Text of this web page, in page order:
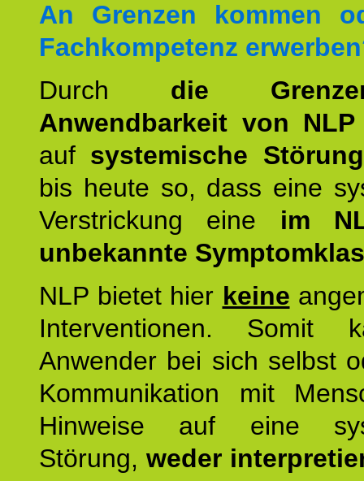
An Grenzen kommen
Fachkompetenz
Durch die
Anwendbarkeit von NLP
auf systemische
bis heute so, dass eine
Verstrickung eine im
unbekannte
NLP bietet hier keine
Interventionen. Somit
Anwender bei sich selbst
Kommunikation mit
Hinweise auf eine
Störung, weder